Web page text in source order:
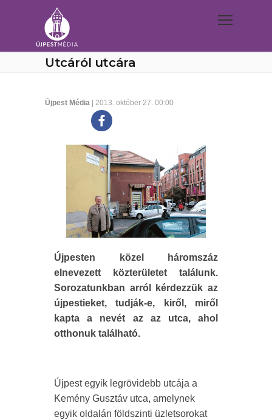
Utcáról utcára
Újpest Média | 2013. október 27. 00:00
Újpesten közel háromszáz
elnevezett közterületet találunk.
Sorozatunkban arról kérdezzük az
újpestieket, tudják-e, kiről, miről
kapta a nevét az az utca, ahol
otthonuk található.
Újpest egyik legrövidebb utcája a
Kemény Gusztáv utca, amelynek
egyik oldalán földszinti üzletsorokat